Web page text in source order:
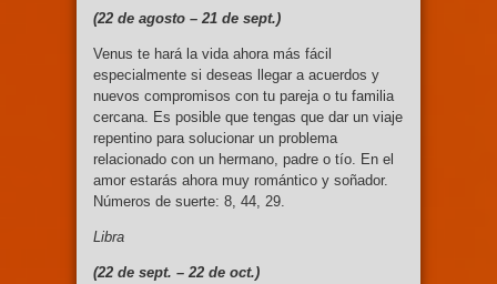
(22 de agosto – 21 de sept.)
Venus te hará la vida ahora más fácil
especialmente si deseas llegar a acuerdos y
nuevos compromisos con tu pareja o tu familia
cercana. Es posible que tengas que dar un viaje
repentino para solucionar un problema
relacionado con un hermano, padre o tío. En el
amor estarás ahora muy romántico y soñador.
Números de suerte: 8, 44, 29.
Libra
(22 de sept. – 22 de oct.)